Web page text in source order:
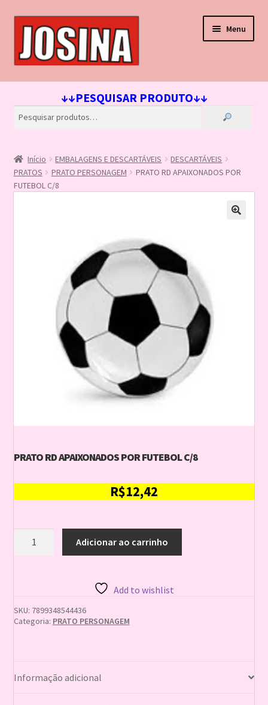
Pular
para
navegação
Pular
para
conteúdo
Menu
Início
Carrinho
Lista de Desejos
Loja
↓↓PESQUISAR PRODUTO↓↓
Início EMBALAGENS E DESCARTÁVEIS
DESCARTÁVEIS
PRATOS
PRATO PERSONAGEM
PRATO RD APAIXONADOS POR
FUTEBOL C/8
PRATO RD APAIXONADOS POR FUTEBOL C/8
R$12,42
APAIXONADOS
quantidade
Adicionar ao carrinho
Add to wishlist
SKU: 7899348544436
Categoria: PRATO PERSONAGEM
Informação adicional